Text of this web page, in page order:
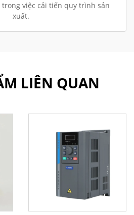
việc cải tiến quy trình sản
xuất.
LIÊN QUAN